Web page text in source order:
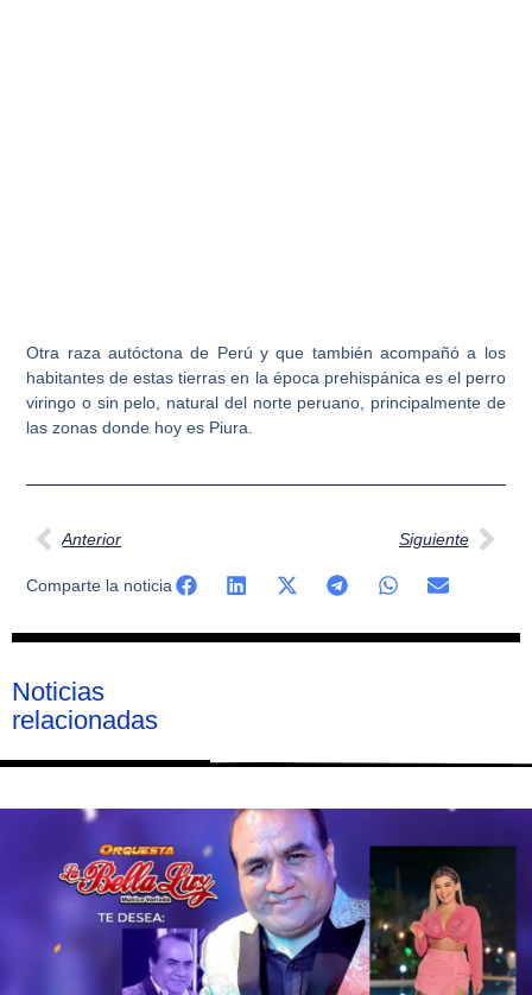
Otra raza autóctona de Perú y que también acompañó a los
habitantes de estas tierras en la época prehispánica es el perro
viringo o sin pelo , natural del norte peruano, principalmente de
las zonas donde hoy es Piura.
Ant
Anterior Siguiente
Comparte la noticia
Noticias
relacionadas
PáginaPágina
Página
Página
Página